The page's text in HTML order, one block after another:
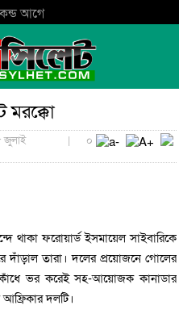
আগে
মরক্কো
জুলাই
| ০
থাকা ফরোয়ার্ড ইসমায়েল সাইবারিকে
দাঁড়াল তারা। দলের প্রয়োজনে গোলের
ভর করেই সহ-আয়োজক কানাডার
দলটি।